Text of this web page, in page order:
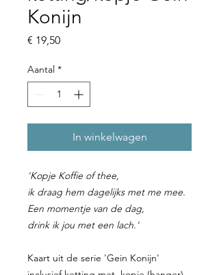
Konijn
€ 19,50Prijs
Aantal *
In winkelwagen
'Kopje Koffie of thee,
ik draag hem dagelijks met me mee.
Een momentje van de dag,
drink ik jou met een lach.'
Kaart uit de serie 'Gein Konijn'